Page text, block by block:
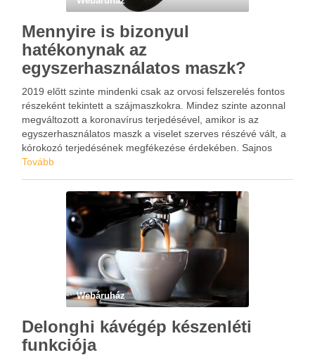
Mennyire is bizonyul
hatékonynak az
egyszerhasználatos maszk?
2019 előtt szinte mindenki csak az orvosi felszerelés fontos
részeként tekintett a szájmaszkokra. Mindez szinte azonnal
megváltozott a koronavírus terjedésével, amikor is az
egyszerhasználatos maszk a viselet szerves részévé vált, a
kórokozó terjedésének megfékezése érdekében. Sajnos
ezen egyszerű kellék kapcsán egyre több tévhit is lángra
Tovább
Webáruház
Delonghi kávégép készenléti
funkciója